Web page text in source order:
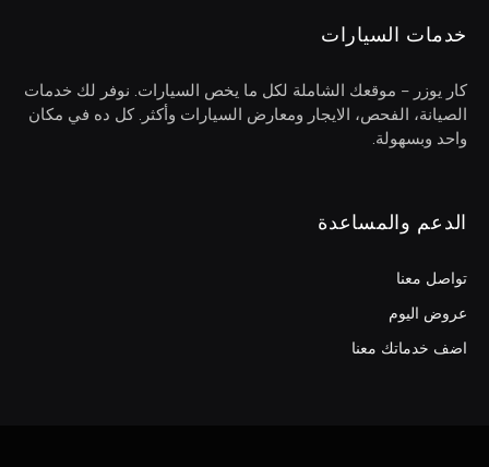
خدمات السيارات
كار يوزر – موقعك الشاملة لكل ما يخص السيارات. نوفر لك خدمات
الصيانة، الفحص، الايجار ومعارض السيارات وأكثر. كل ده في مكان
واحد وبسهولة.
الدعم والمساعدة
تواصل معنا
عروض اليوم
اضف خدماتك معنا